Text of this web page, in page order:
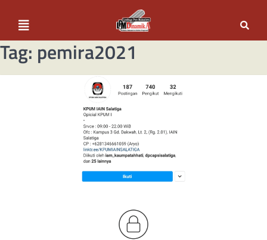
Tag: pemira2021